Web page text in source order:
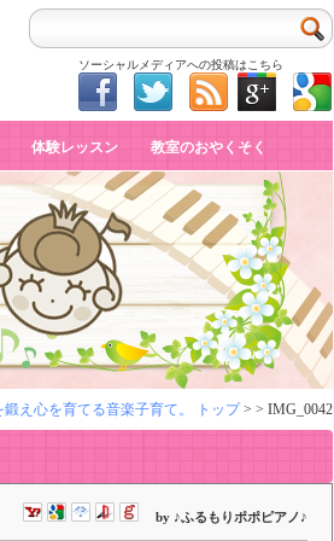
ソーシャルメディアへの投稿はこちら
体験レッスン 教室のおやくそく
え心を育てる音楽子育て。 トップ> > IMG_0042
by ♪ふるもりポポピアノ♪